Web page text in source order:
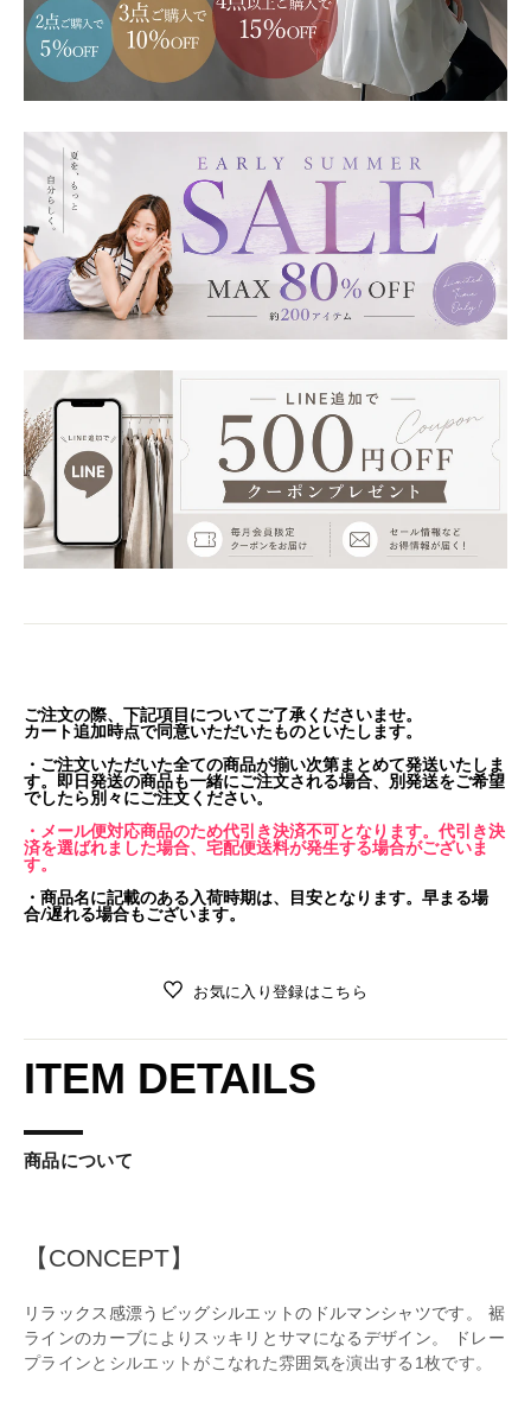
ご注文の際、下記項目についてご了承くださいませ。
カート追加時点で同意いただいたものといたします。
・ご注文いただいた全ての商品が揃い次第まとめて発送いたしま
す。即日発送の商品も一緒にご注文される場合、別発送をご希望
でしたら別々にご注文ください。
・メール便対応商品のため代引き決済不可となります。代引き決
済を選ばれました場合、宅配便送料が発生する場合がございま
す。
・商品名に記載のある入荷時期は、目安となります。早まる場
合/遅れる場合もございます。
お気に入り登録はこちら
ITEM DETAILS
商品について
【CONCEPT】
リラックス感漂うビッグシルエットのドルマンシャツです。 裾
ラインのカーブによりスッキリとサマになるデザイン。 ドレー
プラインとシルエットがこなれた雰囲気を演出する1枚です。